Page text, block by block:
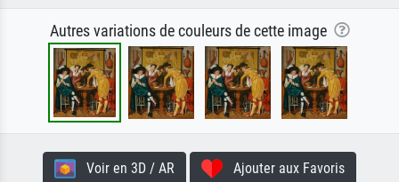
Autres variations de couleurs de cette image
Voir en 3D / AR Ajouter aux Favoris